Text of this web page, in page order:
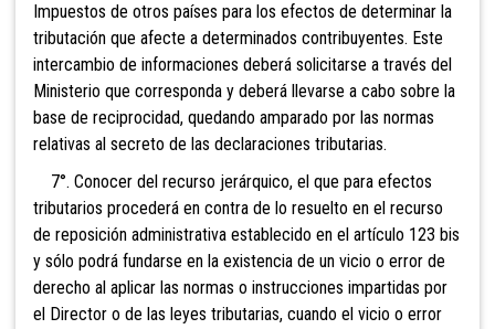
Impuestos de otros países para los efectos de determinar la
tributación que afecte a determinados contribuyentes. Este
intercambio de informaciones deberá solicitarse a través del
Ministerio que corresponda y deberá llevarse a cabo sobre la
base de reciprocidad, quedando amparado por las normas
relativas al secreto de las declaraciones tributarias.
7°. Conocer del recurso jerárquico, el que para efectos
tributarios procederá en contra de lo resuelto en el recurso
de reposición administrativa establecido en el artículo 123 bis
y sólo podrá fundarse en la existencia de un vicio o error de
derecho al aplicar las normas o instrucciones impartidas por
el Director o de las leyes tributarias, cuando el vicio o error